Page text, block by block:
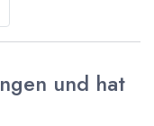
und hat